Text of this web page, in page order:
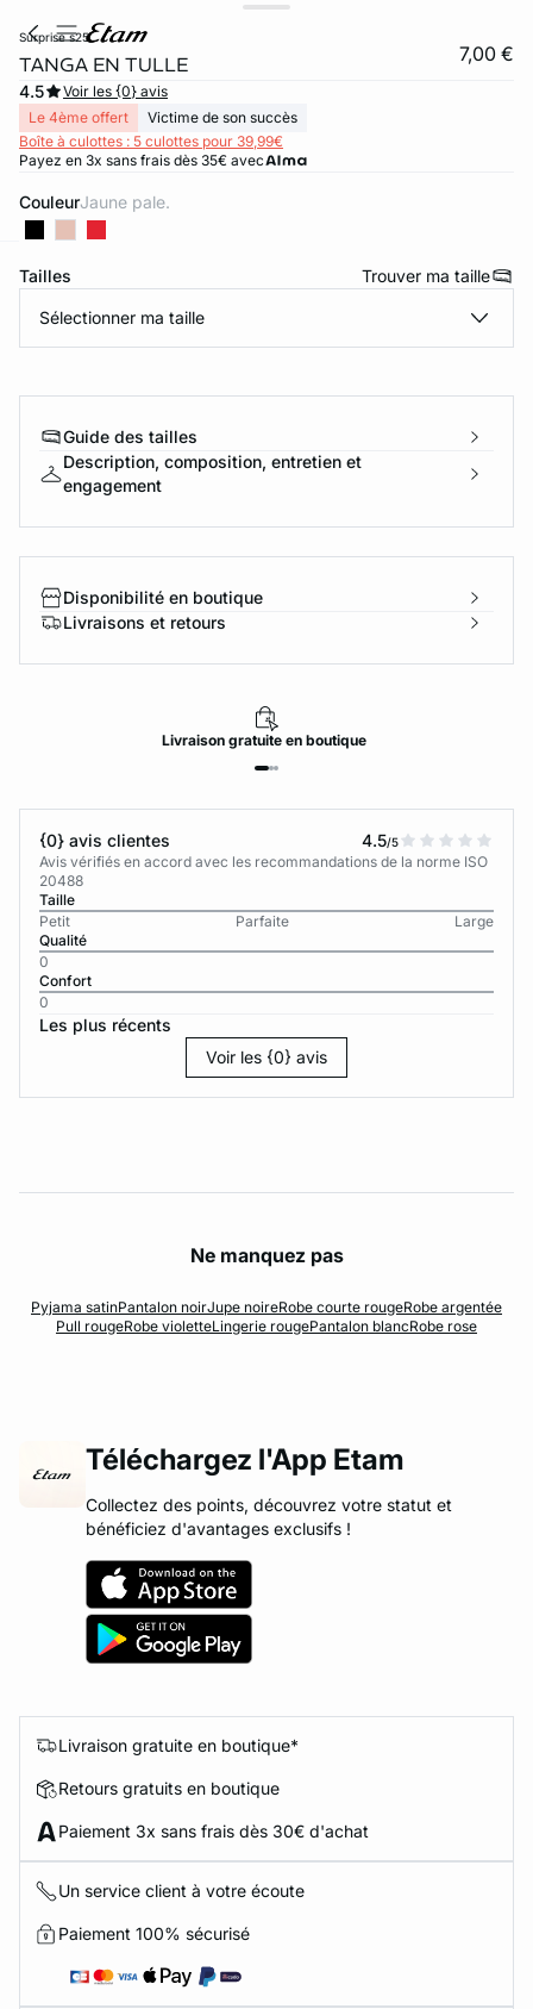
surprise s25
TANGA EN TULLE 7,00 €
4.5
Voir les {0} avis
Le 4ème offert
Victime de son succès
Boîte à culottes : 5 culottes pour 39,99€
Payez en 3x sans frais dès 35€ avec
Couleur jaune pale.
Tailles Trouver ma taille
Sélectionner ma taille
Guide des tailles
Description, composition, entretien et
engagement
Disponibilité en boutique
Livraisons et retours
Livraisongratuiteen boutique
{0} avis clientes 4.5/5
Avis vérifiés en accord avec les recommandations de la norme ISO
20488
Taille
Petit
Parfaite
Large
Qualité
0
Confort
0
Les plus récents
Voir les {0} avis
Ne manquez pas
Pyjama satinPantalon noirJupe noireRobe courte rougeRobe argentée
Pull rougeRobe violetteLingerie rougePantalon blancRobe rose
Téléchargez l'App Etam
Collectez des points, découvrez votre statut et
bénéficiez d'avantages exclusifs !
Livraison gratuite en boutique*
Retours gratuits en boutique
Paiement 3x sans frais dès 30€ d'achat
Un service client à votre écoute
Paiement 100% sécurisé